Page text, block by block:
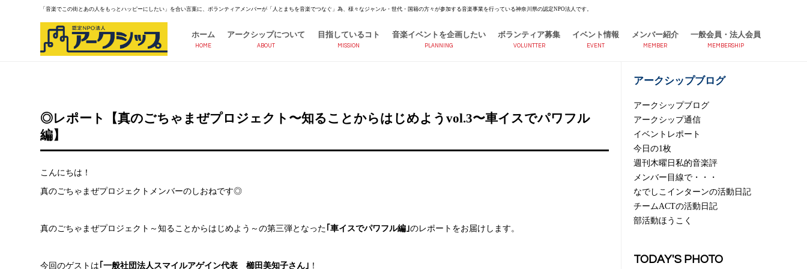
「音楽でこの街とあの人をもっとハッピーにしたい」を合い言葉に、ボランティアメンバーが「人とまちを音楽でつなぐ」為、様々なジャンル・世代・国籍の方々が参加する音楽事業を行っている神奈川県の認定NPO法人です。
ホーム
HOME
アークシップについて
ABOUT
目指しているコト
MISSION
音楽イベントを企画したい
PLANNING
ボランティア募集
VOLUNTTER
イベント情報
EVENT
メンバー紹介
MEMBER
一般会員・法人会員
MEMBERSHIP
◎レポート【真のごちゃまぜプロジェクト〜知ることからはじめようvol.3〜車イスでパワフル
編】
こんにちは！
真のごちゃまぜプロジェクトメンバーのしおねです◎
真のごちゃまぜプロジェクト～知ることからはじめよう～の第三弾となった ｢車イスでパワフル編｣のレポートをお届けします。
今回のゲストは ｢一般社団法人スマイルアゲイン代表 櫛田美知子さん｣ ！
アークシップブログ
アークシップブログ
アークシップ通信
イベントレポート
今日の1枚
週刊木曜日私的音楽評
メンバー目線で・・・
なでしこインターンの活動日記
チームACTの活動日記
部活動ほうこく
TODAY'S PHOTO